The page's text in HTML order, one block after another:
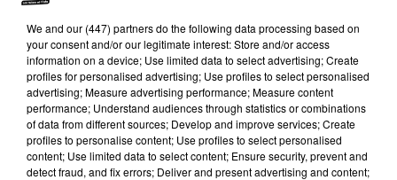
Lecture (1 min 14 sec)
We and our (447) partnersdo the following data processing based on
your consent and/or our legitimate interest: Store and/or access
information on a device; Use limited data to select advertising; Create
profiles for personalised advertising; Use profiles to select personalised
advertising; Measure advertising performance; Measure content
performance; Understand audiences through statistics or combinations
of data from different sources; Develop and improve services; Create
profiles to personalise content; Use profiles to select personalised
content; Use limited data to select content; Ensure security, prevent and
detect fraud, and fix errors; Deliver and present advertising and content;